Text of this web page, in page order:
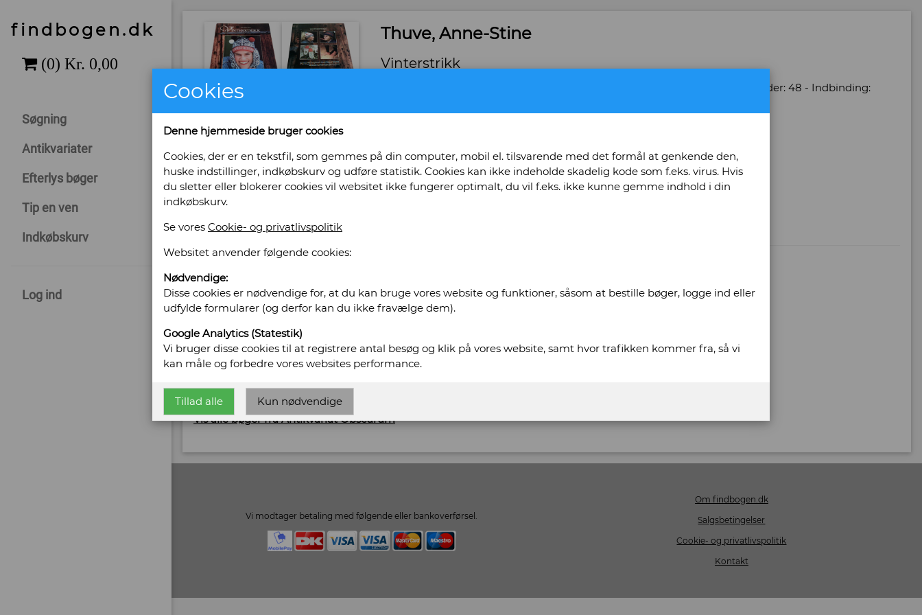
findbogen.dk
Søgning
Antikvariater
Efterlys bøger
Tip en ven
Indkøbskurv
Log ind
Thuve, Anne-Stine
Vinterstrikk
Forlag: Orion Forlag - Sprog: Norsk - Udgivet år: 1998 - Antal bind: 1 - Antal sider: 48 - Indbinding:
Pris: Kr. 170,00
Sælges af: Antikvariat Obscurum
Gl. Vejlevej 10
7400 Herning
Telefonnr: +45 2062 6574
CVR/SE: 37177377
Hjemmeside:
www.obscurum.dk
Email:pernille@obscurum.dk
Vis alle bøger fra Antikvariat Obscurum
Vi modtager betaling med følgende eller bankoverførsel.
Om findbogen.dk
Salgsbetingelser
Cookie- og privatlivspolitik
Kontakt
Cookies
Denne hjemmeside bruger cookies
Cookies, der er en tekstfil, som gemmes på din computer, mobil el. tilsvarende med det formål at genkende den,
huske indstillinger, indkøbskurv og udføre statistik. Cookies kan ikke indeholde skadelig kode som f.eks. virus. Hvis
du sletter eller blokerer cookies vil websitet ikke fungerer optimalt, du vil f.eks. ikke kunne gemme indhold i din
indkøbskurv.
Se vores Cookie- og privatlivspolitik
Websitet anvender følgende cookies:
Nødvendige:
Disse cookies er nødvendige for, at du kan bruge vores website og funktioner, såsom at bestille bøger, logge ind eller
udfylde formularer (og derfor kan du ikke fravælge dem).
Google Analytics (Statestik)
Vi bruger disse cookies til at registrere antal besøg og klik på vores website, samt hvor trafikken kommer fra, så vi
kan måle og forbedre vores websites performance.
Tillad alle Kun nødvendige